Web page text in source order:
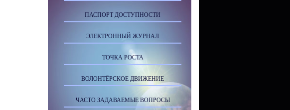
ПАСПОРТ ДОСТУПНОСТИ
ЭЛЕКТРОННЫЙ ЖУРНАЛ
ТОЧКА РОСТА
ВОЛОНТЁРСКОЕ ДВИЖЕНИЕ
ЧАСТО ЗАДАВАЕМЫЕ ВОПРОСЫ